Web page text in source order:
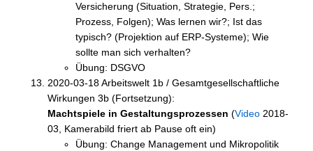
Versicherung (Situation, Strategie, Pers.;
Prozess, Folgen); Was lernen wir?; Ist das
typisch? (Projektion auf ERP-Systeme); Wie
sollte man sich verhalten?
Übung: DSGVO
2020-03-18 Arbeitswelt 1b / Gesamtgesellschaftliche
Wirkungen 3b (Fortsetzung):
Machtspiele in Gestaltungsprozessen (Video 2018-
03, Kamerabild friert ab Pause oft ein)
Übung: Change Management und Mikropolitik